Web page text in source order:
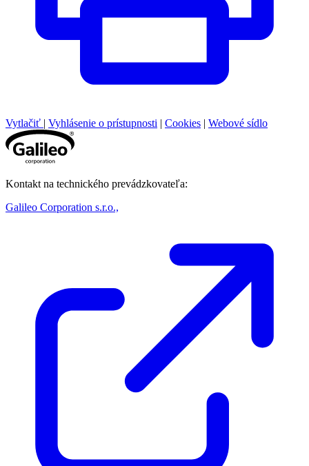
Vytlačiť | Vyhlásenie o prístupnosti | Cookies | Webové sídlo
Kontakt na technického prevádzkovateľa:
Galileo Corporation s.r.o.,